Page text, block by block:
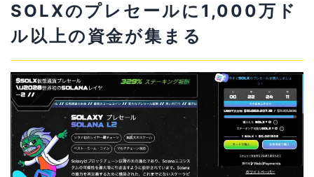
SOLXのプレセールに1,000万ド
ル以上の資金が集まる